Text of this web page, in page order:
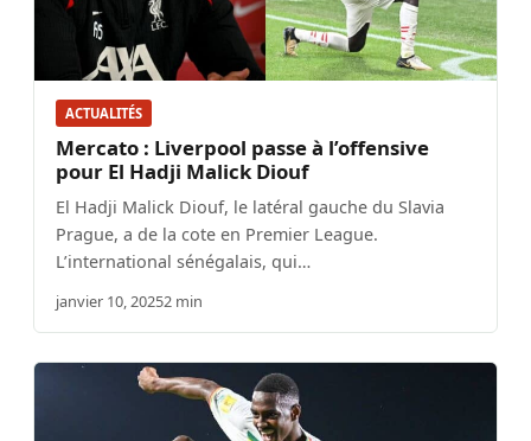
ACTUALITÉS
Mercato : Liverpool passe à l’offensive
pour El Hadji Malick Diouf
El Hadji Malick Diouf, le latéral gauche du Slavia
Prague, a de la cote en Premier League.
L’international sénégalais, qui…
janvier 10, 20252 min